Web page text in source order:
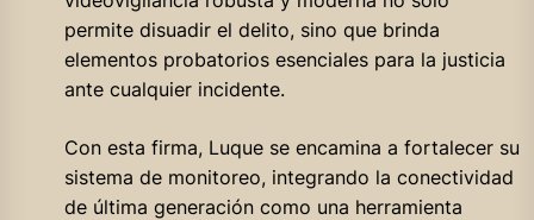
permite disuadir el delito, sino que brinda
elementos probatorios esenciales para la justicia
ante cualquier incidente.
Con esta firma, Luque se encamina a fortalecer su
sistema de monitoreo, integrando la conectividad
de última generación como una herramienta